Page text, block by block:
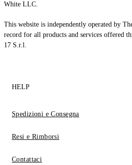
White LLC.
This website is independently operated by
record for all products and services offered
17 S.r.l.
HELP
Spedizioni e Consegna
Resi e Rimborsi
Contattaci